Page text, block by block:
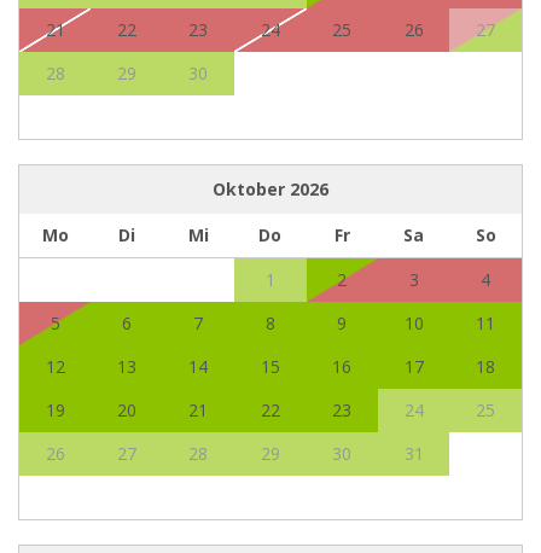
21
22 23 24 25 26
27
28
29 30
Oktober 2026
Mo
Di Mi Do Fr Sa
So
1
2 3
4
5
6 7 8 9 10
11
12
13 14 15 16 17
18
19
20 21 22 23 24
25
26
27 28 29 30 31